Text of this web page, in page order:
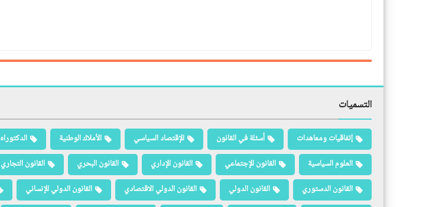
التسميات
إتفاقيات ومعاهدات أسئلة في القانون الإقتصاد السياسي الأملاك الوطنية الدكتوراه
العلوم السياسية
القانون الإجتماعي القانون الإداري القانون البحري القانون التجاري
القانون الدستوري
القانون الدولي القانون الدولي الاقتصادي القانون الدولي الإنساني